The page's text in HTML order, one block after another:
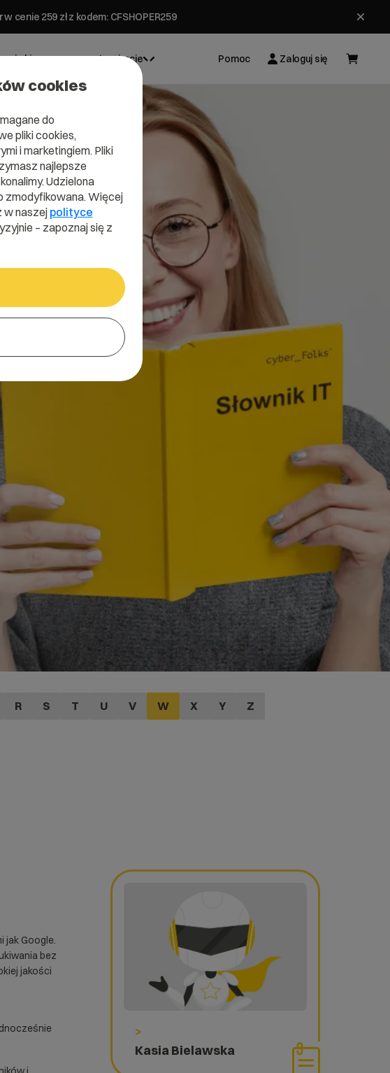
259 zł z kodem: CFSHOPER259
biznesowe Inspiracje Pomoc Zaloguj się
R S T U V W X Y Z
>
Kasia Bielawska
jak Google.
bez
jakości
cookies
do
pliki cookies,
i marketingiem. Pliki
najlepsze
Udzielona
zmodyfikowana. Więcej
w naszej polityce
– zapoznaj się z